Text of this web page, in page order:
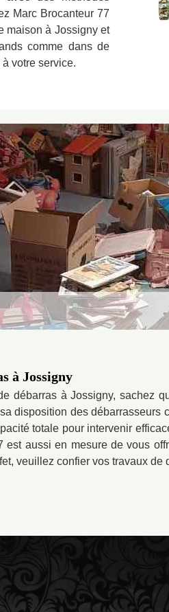
Marc Brocanteur 77
maison à Jossigny et
comme dans de
votre service.
à Jossigny
débarras à Jossigny, sachez
disposition des débarrasseurs
totale pour intervenir
est aussi en mesure de vous
veuillez confier vos travaux de